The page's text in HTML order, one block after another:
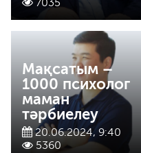
Мақсатым –
1000 психолог
маман
тәрбиелеу
20.06.2024, 9:40
5360